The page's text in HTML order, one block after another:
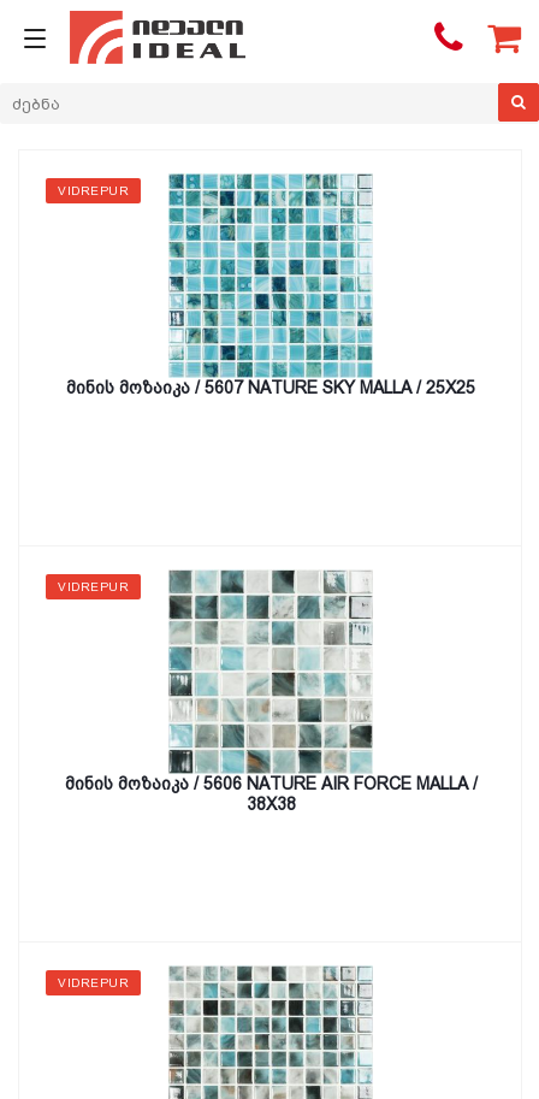

VIDREPUR
მინის მოზაიკა / 5607 NATURE SKY MALLA / 25X25
VIDREPUR
მინის მოზაიკა / 5606 NATURE AIR FORCE MALLA /
38X38
VIDREPUR